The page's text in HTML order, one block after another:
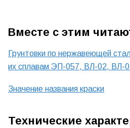
Вместе с этим
Грунтовки по нержавеющей
их сплавам ЭП-057, ВЛ-02, ВЛ-
Значение названия краски
Технические